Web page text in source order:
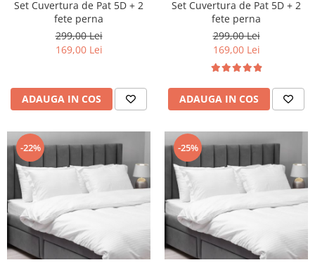
Set Cuvertura de Pat 5D + 2
fete perna
299,00 Lei
169,00 Lei
ADAUGA IN COS
Set Cuvertura de Pat 5D + 2
fete perna
299,00 Lei
169,00 Lei
ADAUGA IN COS
-22% -25%